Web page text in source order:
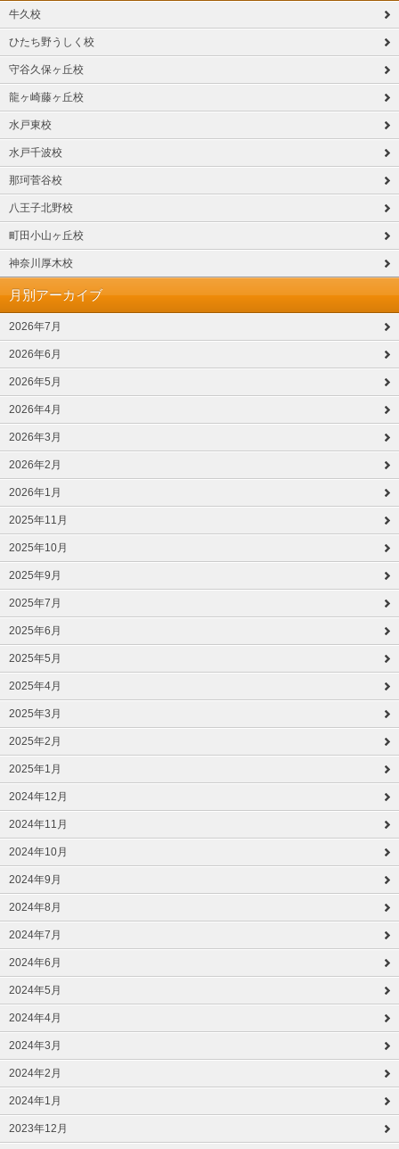
牛久校
ひたち野うしく校
守谷久保ヶ丘校
龍ヶ崎藤ヶ丘校
水戸東校
水戸千波校
那珂菅谷校
八王子北野校
町田小山ヶ丘校
神奈川厚木校
月別アーカイブ
2026年7月
2026年6月
2026年5月
2026年4月
2026年3月
2026年2月
2026年1月
2025年11月
2025年10月
2025年9月
2025年7月
2025年6月
2025年5月
2025年4月
2025年3月
2025年2月
2025年1月
2024年12月
2024年11月
2024年10月
2024年9月
2024年8月
2024年7月
2024年6月
2024年5月
2024年4月
2024年3月
2024年2月
2024年1月
2023年12月